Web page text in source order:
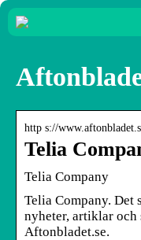
http s://
Telia
Telia Company
Telia Company. Det
nyheter, artiklar och
Aftonbladet.se.